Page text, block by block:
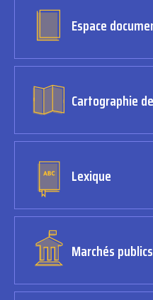
Espace
Cartographie
Lexique
Marchés publics